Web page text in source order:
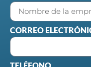
CORREO